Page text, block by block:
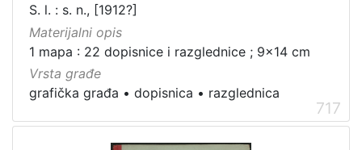
S. l. : s. n., [1912?]
Materijalni opis
1 mapa : 22 dopisnice i razglednice ; 9x14 cm
Vrsta građe
grafička građa • dopisnica • razglednica
717